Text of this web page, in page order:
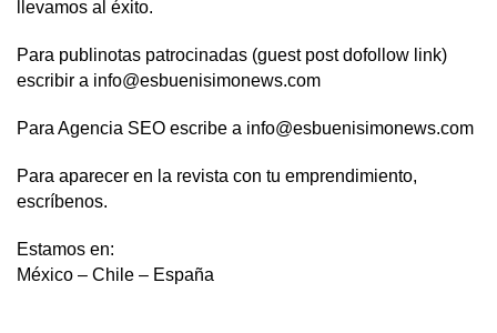
llevamos al éxito.
Para publinotas patrocinadas (guest post dofollow link)
escribir a info@esbuenisimonews.com
Para Agencia SEO escribe a info@esbuenisimonews.com
Para aparecer en la revista con tu emprendimiento,
escríbenos.
Estamos en:
México – Chile – España